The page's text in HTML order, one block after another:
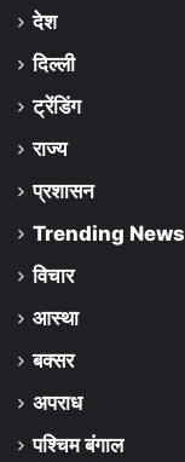
देश
दिल्ली
ट्रेंडिंग
राज्य
प्रशासन
Trending News
विचार
आस्था
बक्सर
अपराध
पश्चिम बंगाल